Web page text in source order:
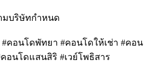
มบริษัทกำหนด
คอนโดพัทยา #คอนโดให้เช่า #คอน
อนโดแสนสิริ #เวย์โพธิสาร